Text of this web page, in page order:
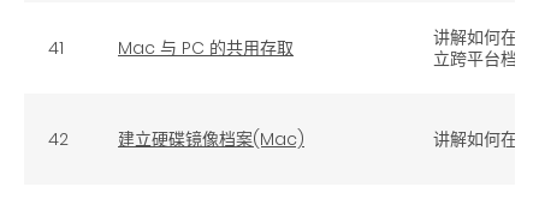
41 Mac 与 PC 的共用存取
讲解如何在
立跨平台档
42 建立硬碟镜像档案(Mac) 讲解如何在